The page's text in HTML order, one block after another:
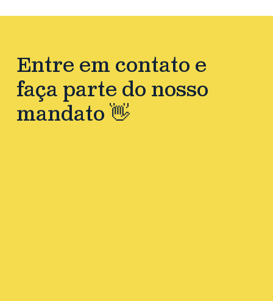
Entre em contato e
faça parte do nosso
mandato 👋